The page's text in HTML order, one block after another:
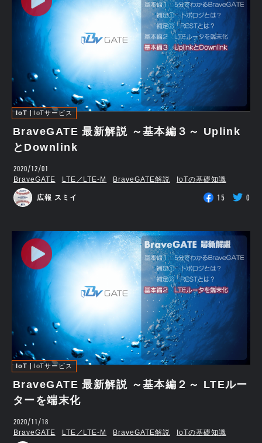
IoT IoTサービス
BraveGATE 最新解説 ～基本編３～ Uplink
とDownlink
2020/12/01
BraveGATE LTE／LTE-M BraveGATE解説 IoTの基礎知識
広報 スミイ 15 0
IoT IoTサービス
BraveGATE 最新解説 ～基本編２～ LTEルー
ターを端末化
2020/11/18
BraveGATE LTE／LTE-M BraveGATE解説 IoTの基礎知識